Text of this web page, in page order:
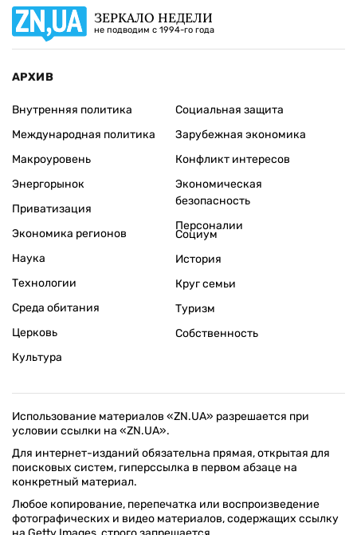
ЗЕРКАЛО НЕДЕЛИ
не подводим с 1994-го года
АРХИВ
Внутренняя политика
Международная политика
Макроуровень
Энергорынок
Приватизация
Экономика регионов
Социальная защита
Зарубежная экономика
Конфликт интересов
Экономическая
безопасность
Персоналии
Наука
Технологии
Среда обитания
Церковь
Культура
Социум
История
Круг семьи
Туризм
Собственность
Использование материалов «ZN.UA» разрешается при
условии ссылки на «ZN.UA».
Для интернет-изданий обязательна прямая, открытая для
поисковых систем, гиперссылка в первом абзаце на
конкретный материал.
Любое копирование, перепечатка или воспроизведение
фотографических и видео материалов, содержащих ссылку